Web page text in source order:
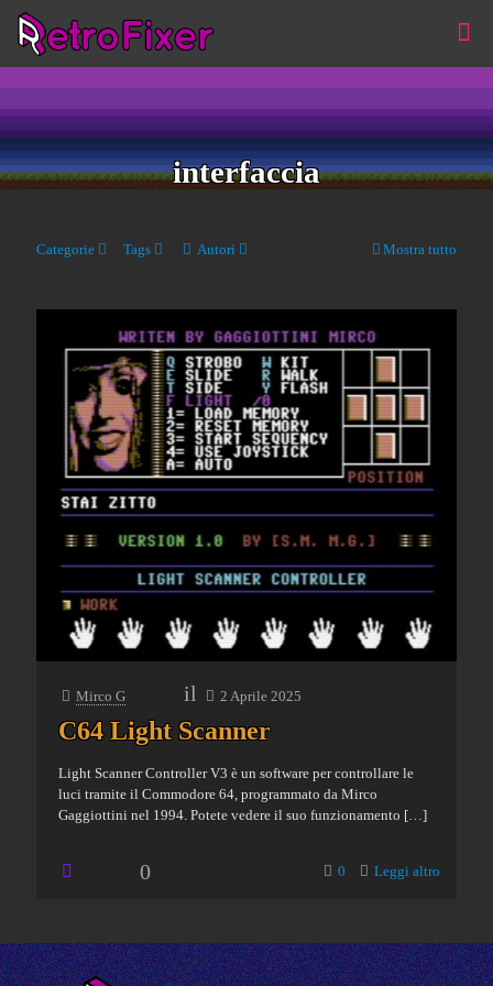
interfaccia
Categorie Tags Autori Mostra tutto
Mirco G il 2 Aprile 2025
C64 Light Scanner
Light Scanner Controller V3 è un software per controllare le
luci tramite il Commodore 64, programmato da Mirco
Gaggiottini nel 1994. Potete vedere il suo funzionamento […]
0 0 Leggi altro